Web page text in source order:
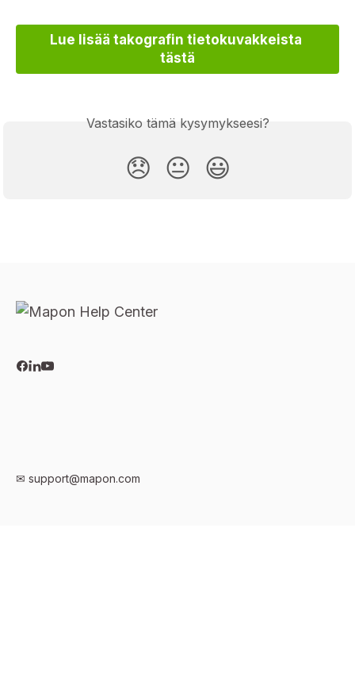
Lue lisää takografin tietokuvakkeista
tästä
Vastasiko tämä kysymykseesi?
😞 😐 😃
✉ support@mapon.com